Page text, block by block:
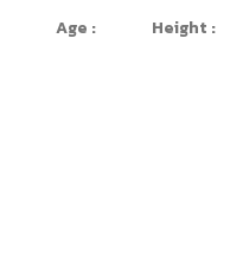
Age : Height :